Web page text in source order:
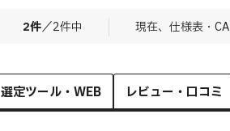
2件／2件中 現在、仕様表・
選定ツール・WEB レビュー・口コミ